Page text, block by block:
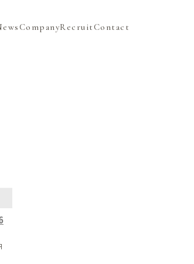
CompanyRecruitContact